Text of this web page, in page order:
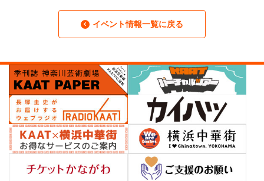
イベント情報一覧に戻る